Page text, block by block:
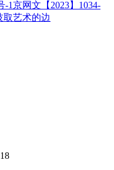
-1京网文【2023】1034-
取艺术的边